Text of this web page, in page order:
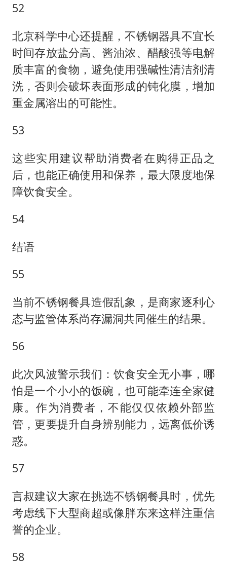
52
北京科学中心还提醒，不锈钢器具不宜长
时间存放盐分高、酱油浓、醋酸强等电解
质丰富的食物，避免使用强碱性清洁剂清
洗，否则会破坏表面形成的钝化膜，增加
重金属溶出的可能性。
53
这些实用建议帮助消费者在购得正品之
后，也能正确使用和保养，最大限度地保
障饮食安全。
54
结语
55
当前不锈钢餐具造假乱象，是商家逐利心
态与监管体系尚存漏洞共同催生的结果。
56
此次风波警示我们：饮食安全无小事，哪
怕是一个小小的饭碗，也可能牵连全家健
康。作为消费者，不能仅仅依赖外部监
管，更要提升自身辨别能力，远离低价诱
惑。
57
言叔建议大家在挑选不锈钢餐具时，优先
考虑线下大型商超或像胖东来这样注重信
誉的企业。
58